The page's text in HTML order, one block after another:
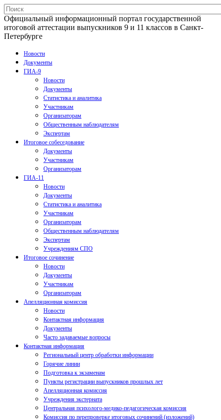
Официальный информационный портал государственной
итоговой аттестации выпускников 9 и 11 классов в Санкт-
Петербурге
Новости
Документы
ГИА-9
Новости
Документы
Статистика и аналитика
Участникам
Организаторам
Общественным наблюдателям
Экспертам
Итоговое собеседование
Документы
Участникам
Организаторам
ГИА-11
Новости
Документы
Статистика и аналитика
Участникам
Организаторам
Общественным наблюдателям
Экспертам
Учреждениям СПО
Итоговое сочинение
Новости
Документы
Участникам
Организаторам
Апелляционная комиссия
Новости
Контактная информация
Документы
Часто задаваемые вопросы
Контактная информация
Региональный центр обработки информации
Горячие линии
Подготовка к экзаменам
Пункты регистрации выпускников прошлых лет
Апелляционная комиссия
Учреждения экстерната
Центральная психолого-медико-педагогическая комиссия
Комиссия по перепроверке итоговых сочинений (изложений)